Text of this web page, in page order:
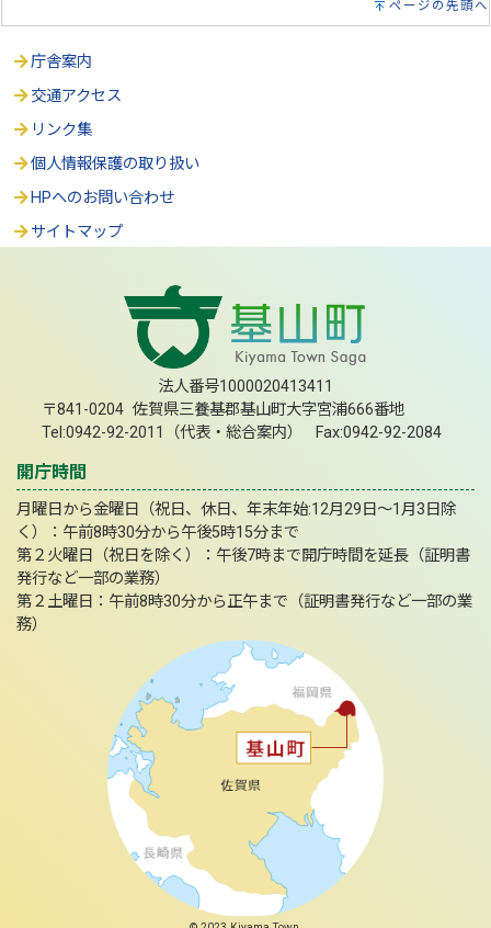
ページの先頭へ
庁舎案内
交通アクセス
リンク集
個人情報保護の取り扱い
HPへのお問い合わせ
サイトマップ
法人番号1000020413411
〒841-0204 佐賀県三養基郡基山町大字宮浦666番地
Tel:0942-92-2011（代表・総合案内） Fax:0942-92-2084
開庁時間
月曜日から金曜日（祝日、休日、年末年始:12月29日～1月3日除
く）：午前8時30分から午後5時15分まで
第２火曜日（祝日を除く）：午後7時まで開庁時間を延長（証明書
発行など一部の業務）
第２土曜日：午前8時30分から正午まで（証明書発行など一部の業
務）